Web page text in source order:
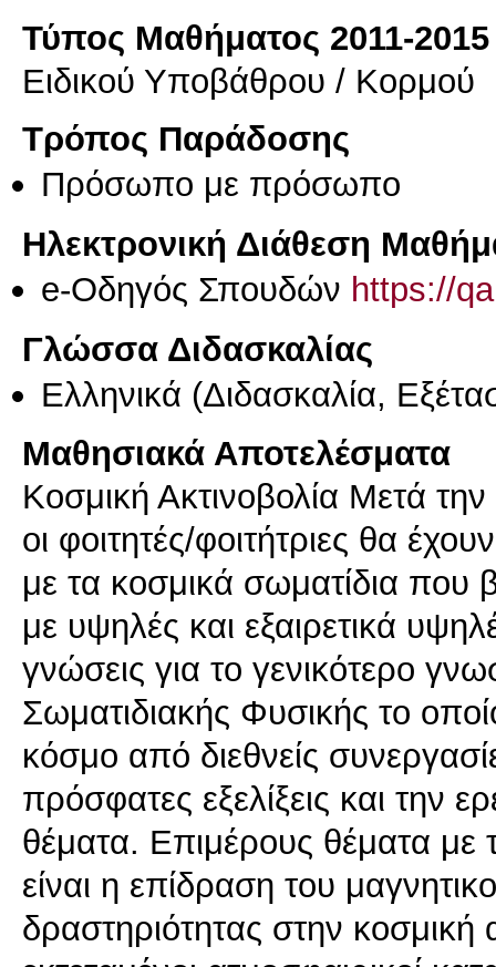
Τύπος Μαθήματος 2011-2015
Ειδικού Υποβάθρου / Κορμού
Τρόπος Παράδοσης
Πρόσωπο με πρόσωπο
Ηλεκτρονική Διάθεση
e-Οδηγός Σπουδών https://
Γλώσσα Διδασκαλίας
Ελληνικά (Διδασκαλία,
Μαθησιακά Αποτελέσματα
Κοσμική Ακτινοβολία Μετά
οι φοιτητές/φοιτήτριες θα
με τα κοσμικά σωματίδια που
με υψηλές και εξαιρετικά
γνώσεις για το γενικότερο
Σωματιδιακής Φυσικής το
κόσμο από διεθνείς
πρόσφατες εξελίξεις και την
θέματα. Επιμέρους θέματα με
είναι η επίδραση του
δραστηριότητας στην κοσμική